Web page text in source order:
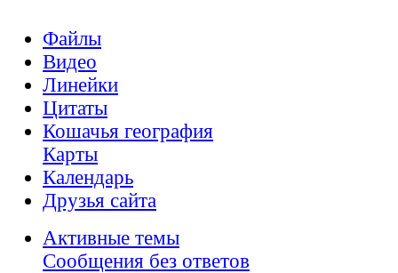
Файлы
Видео
Линейки
Цитаты
Кошачья география
Карты
Календарь
Друзья сайта
Активные темы
Сообщения без ответов